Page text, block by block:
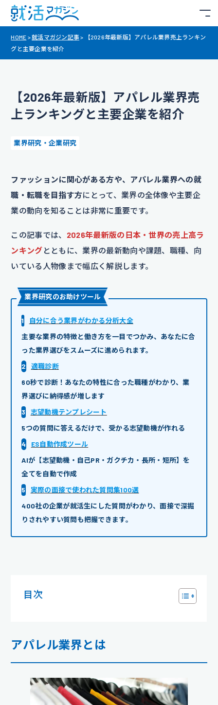
HOME >就活マガジン記事 >
【2026年最新版】アパレル業界売上ランキン
グと主要企業を紹介
【2026年最新版】アパレル業界売
上ランキングと主要企業を紹介
業界研究・企業研究
ファッションに関心がある方や、アパレル業界への就
職・転職を目指す方にとって、業界の全体像や主要企
業の動向を知ることは非常に重要です。
この記事では、 2026年最新版の日本・世界の売上高ラ
ンキング とともに、業界の最新動向や課題、職種、向
いている人物像まで幅広く解説します。
業界研究のお助けツール
1
自分に合う業界がわかる分析大全
主要な業界の特徴と働き方を一目でつかみ、あなたに合
った業界選びをスムーズに進められます。
2
適職診断
60秒で診断！あなたの特性に合った職種がわかり、業
界選びに納得感が増します
3
志望動機テンプレシート
5つの質問に答えるだけで、受かる志望動機が作れる
4
ES自動作成ツール
AIが【志望動機・自己PR・ガクチカ・長所・短所】を
全てを自動で作成
5
実際の面接で使われた質問集100選
400社の企業が就活生にした質問がわかり、面接で深掘
りされやすい質問も把握できます。
目次
アパレル業界とは